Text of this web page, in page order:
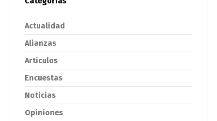
Actualidad
Alianzas
Articulos
Encuestas
Noticias
Opiniones